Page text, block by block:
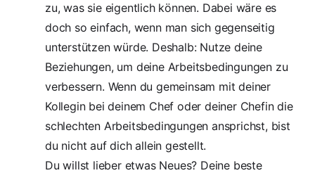
zu, was sie eigentlich können. Dabei wäre es
doch so einfach, wenn man sich gegenseitig
unterstützen würde. Deshalb: Nutze deine
Beziehungen, um deine Arbeitsbedingungen zu
verbessern. Wenn du gemeinsam mit deiner
Kollegin bei deinem Chef oder deiner Chefin die
schlechten Arbeitsbedingungen ansprichst, bist
du nicht auf dich allein gestellt.
Du willst lieber etwas Neues? Deine beste